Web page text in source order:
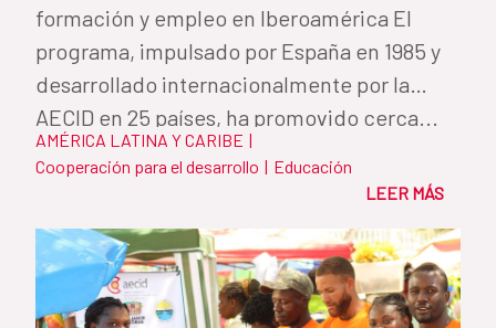
formación y empleo en Iberoamérica El
programa, impulsado por España en 1985 y
desarrollado internacionalmente por la
AECID en 25 países, ha promovido cerca...
AMÉRICA LATINA Y CARIBE |
Cooperación para el desarrollo | Educación
LEER MÁS